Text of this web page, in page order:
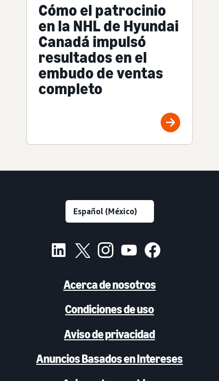
Cómo el patrocinio
en la NHL de Hyundai
Canadá impulsó
resultados en el
embudo de ventas
completo
Acerca de nosotros
Condiciones de uso
Aviso de privacidad
Anuncios Basados en Intereses